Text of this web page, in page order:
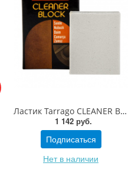
Ластик Tarrago CLEANER BLOCK
1 142 руб.
Подписаться
Нет в наличии